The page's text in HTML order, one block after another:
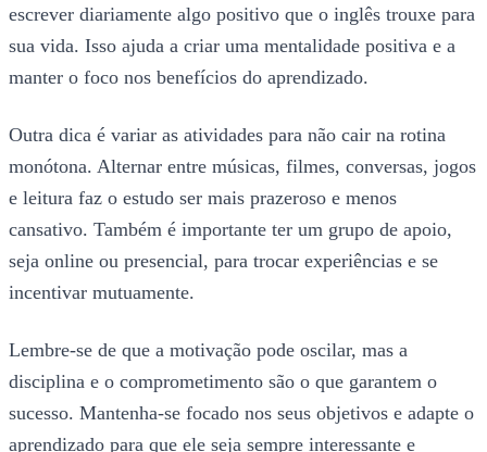
escrever diariamente algo positivo que o inglês trouxe para
sua vida. Isso ajuda a criar uma mentalidade positiva e a
manter o foco nos benefícios do aprendizado.
Outra dica é variar as atividades para não cair na rotina
monótona. Alternar entre músicas, filmes, conversas, jogos
e leitura faz o estudo ser mais prazeroso e menos
cansativo. Também é importante ter um grupo de apoio,
seja online ou presencial, para trocar experiências e se
incentivar mutuamente.
Lembre-se de que a motivação pode oscilar, mas a
disciplina e o comprometimento são o que garantem o
sucesso. Mantenha-se focado nos seus objetivos e adapte o
aprendizado para que ele seja sempre interessante e